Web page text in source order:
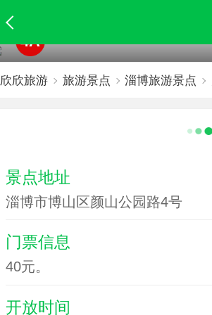
4A
欣欣旅游 旅游景点 淄博旅游景点
景点地址
淄博市博山区颜山公园路4号
门票信息
40元。
开放时间